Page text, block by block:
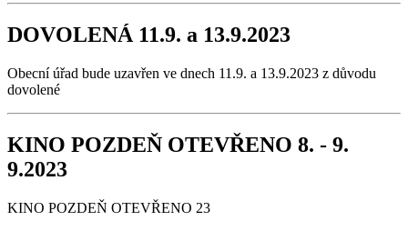
DOVOLENÁ 11.9. a 13.9.2023
Obecní úřad bude uzavřen ve dnech 11.9. a 13.9.2023 z důvodu
dovolené
KINO POZDEŇ OTEVŘENO 8. - 9.
9.2023
KINO POZDEŇ OTEVŘENO 23